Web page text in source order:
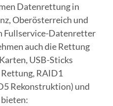
Datenrettung in
Oberösterreich und
Fullservice-Datenretter
auch die Rettung
USB-Sticks
RAID1
Rekonstruktion) und